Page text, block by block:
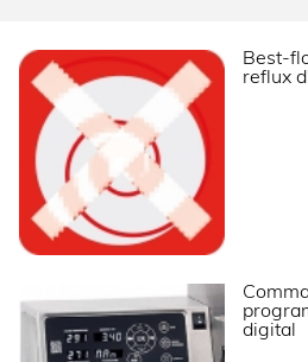
Best-
reflux
digital